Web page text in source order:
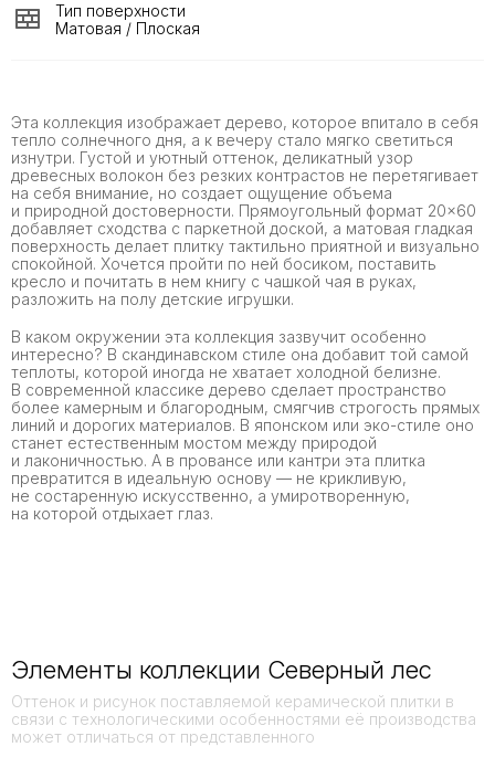
Эта коллекция изображает дерево, которое впитало в себя
тепло солнечного дня, а к вечеру стало мягко светиться
изнутри. Густой и уютный оттенок, деликатный узор
древесных волокон без резких контрастов не перетягивает
на себя внимание, но создает ощущение объема
и природной достоверности. Прямоугольный формат 20×60
добавляет сходства с паркетной доской, а матовая гладкая
поверхность делает плитку тактильно приятной и визуально
спокойной. Хочется пройти по ней босиком, поставить
кресло и почитать в нем книгу с чашкой чая в руках,
разложить на полу детские игрушки.
В каком окружении эта коллекция зазвучит особенно
интересно? В скандинавском стиле она добавит той самой
теплоты, которой иногда не хватает холодной белизне.
В современной классике дерево сделает пространство
более камерным и благородным, смягчив строгость прямых
линий и дорогих материалов. В японском или эко-стиле оно
станет естественным мостом между природой
и лаконичностью. А в провансе или кантри эта плитка
превратится в идеальную основу — не крикливую,
не состаренную искусственно, а умиротворенную,
на которой отдыхает глаз.
Тип поверхности
Матовая / Плоская
Элементы коллекции Северный лес
Оттенок и рисунок поставляемой керамической плитки в
связи с технологическими особенностями её производства
может отличаться от представленного